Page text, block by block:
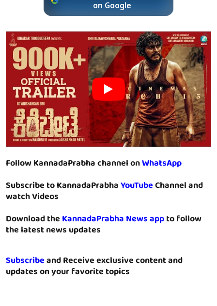
on Google
Follow KannadaPrabha channel onWhatsApp
Subscribe to KannadaPrabhaYouTubeChannel and
watch Videos
Download theKannadaPrabha News appto follow
the latest news updates
Subscribeand Receive exclusive content and
updates on your favorite topics